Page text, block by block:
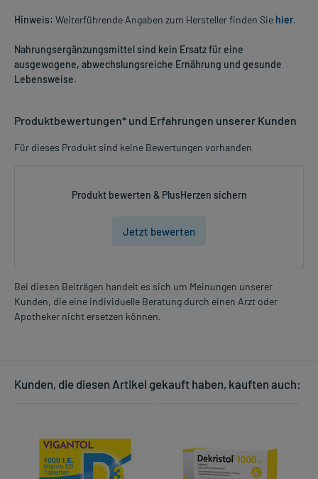
Hinweis: Weiterführende Angaben zum Hersteller finden Sie hier.
Nahrungsergänzungsmittel sind kein Ersatz für eine
ausgewogene, abwechslungsreiche Ernährung und gesunde
Lebensweise.
Produktbewertungen* und Erfahrungen unserer Kunden
Für dieses Produkt sind keine Bewertungen vorhanden
Produkt bewerten & PlusHerzen sichern
Jetzt bewerten
Bei diesen Beiträgen handelt es sich um Meinungen unserer
Kunden, die eine individuelle Beratung durch einen Arzt oder
Apotheker nicht ersetzen können.
Kunden, die diesen Artikel gekauft haben, kauften auch: